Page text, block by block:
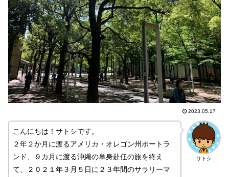
2023.05.17
サトシ
こんにちは！サトシです。
２年２か月に渡るアメリカ・オレゴン州ポートラ
ンド、９カ月に渡る沖縄の単身赴任の旅を終え
て、２０２１年３月５日に２３年間のサラリーマ